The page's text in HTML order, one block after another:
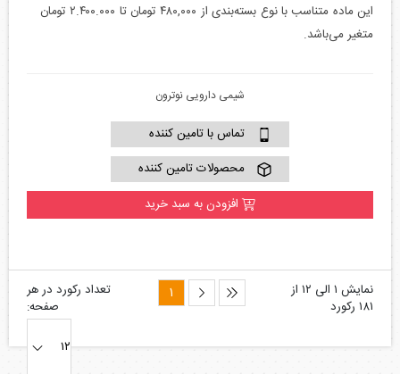
این ماده متناسب با نوع بسته‌بندی از ۴۸۰,۰۰۰ تومان تا ۲.۴۰۰.۰۰۰ تومان
متغیر می‌باشد.
شیمی دارویی نوترون
تماس با تامین کننده
محصولات تامین کننده
افزودن به سبد خرید
نمایش ۱ الی ۱۲ از
۱۸۱ رکورد
تعداد رکورد در هر
صفحه: